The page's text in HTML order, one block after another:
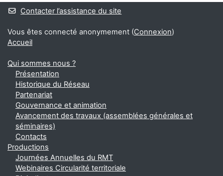
Contacter l’assistance du site
Vous êtes connecté anonymement (Connexion)
Accueil
Qui sommes nous ?
Présentation
Historique du Réseau
Partenariat
Gouvernance et animation
Avancement des travaux (assemblées générales et
séminaires)
Contacts
Productions
Journées Annuelles du RMT
Webinaires Circularité territoriale